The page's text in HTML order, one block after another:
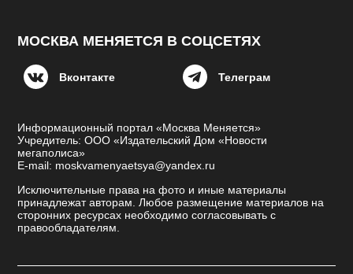
МОСКВА МЕНЯЕТСЯ В СОЦСЕТЯХ
Вконтакте Телеграм
Информационный портал «Москва Меняется»
Учредитель: ООО «Издательский Дом «Новости
мегаполиса»
E-mail: moskvamenyaetsya@yandex.ru
Исключительные права на фото и иные материалы
принадлежат авторам. Любое размещение материалов на
сторонних ресурсах необходимо согласовывать с
правообладателям.